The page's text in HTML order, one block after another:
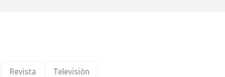
Revista Televisión